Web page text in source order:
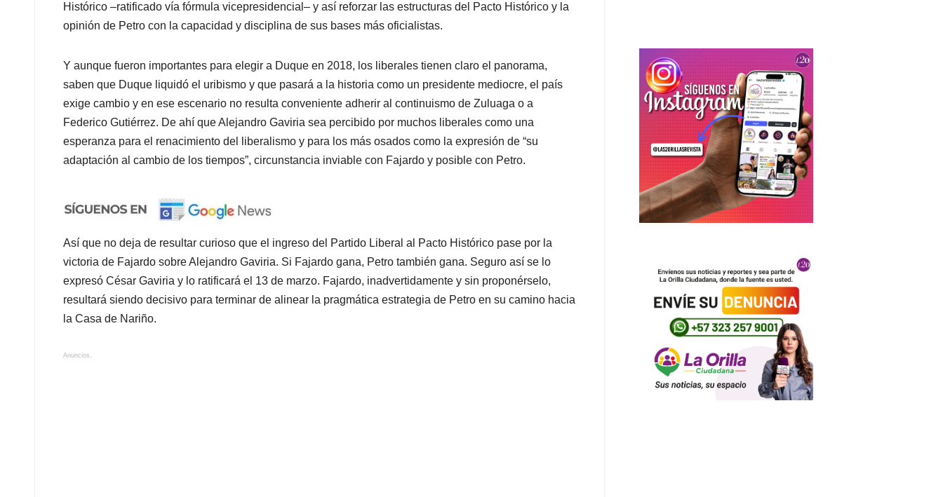
Histórico –ratificado vía fórmula vicepresidencial– y así reforzar las estructuras del Pacto Histórico y la
opinión de Petro con la capacidad y disciplina de sus bases más oficialistas.
Y aunque fueron importantes para elegir a Duque en 2018, los liberales tienen claro el panorama,
saben que Duque liquidó el uribismo y que pasará a la historia como un presidente mediocre, el país
exige cambio y en ese escenario no resulta conveniente adherir al continuismo de Zuluaga o a
Federico Gutiérrez. De ahí que Alejandro Gaviria sea percibido por muchos liberales como una
esperanza para el renacimiento del liberalismo y para los más osados como la expresión de “su
adaptación al cambio de los tiempos”, circunstancia inviable con Fajardo y posible con Petro.
Así que no deja de resultar curioso que el ingreso del Partido Liberal al Pacto Histórico pase por la
victoria de Fajardo sobre Alejandro Gaviria. Si Fajardo gana, Petro también gana. Seguro así se lo
expresó César Gaviria y lo ratificará el 13 de marzo. Fajardo, inadvertidamente y sin proponérselo,
resultará siendo decisivo para terminar de alinear la pragmática estrategia de Petro en su camino hacia
la Casa de Nariño.
Anuncios.